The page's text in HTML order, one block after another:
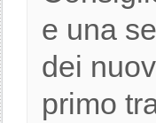
e una
dei
primo